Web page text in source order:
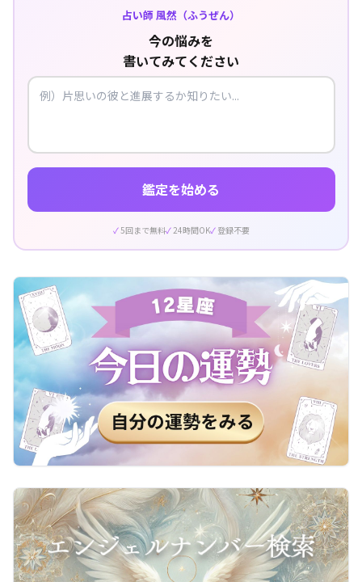
占い師 風然（ふうぜん）
今の悩みを
書いてみてください
鑑定を始める
5回まで無料 24時間OK 登録不要